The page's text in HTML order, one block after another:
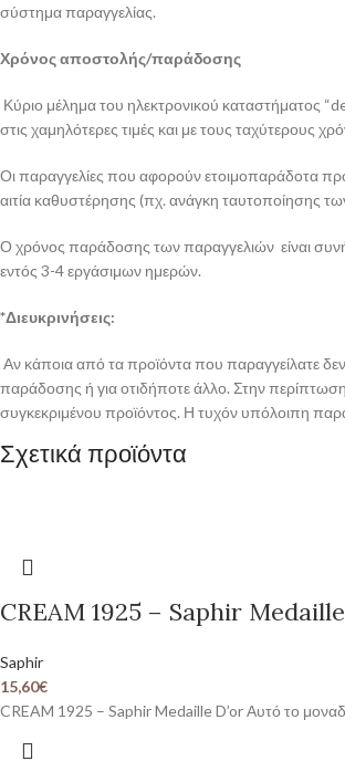
σύστημα παραγγελίας.
Χρόνος αποστολής/παράδοσης
Κύριο μέλημα του ηλεκτρονικού καταστήματος
στις χαμηλότερες τιμές και με τους ταχύτερους
Οι παραγγελίες που αφορούν ετοιμοπαράδοτα
αιτία καθυστέρησης (πχ. ανάγκη ταυτοποίησης
Ο χρόνος παράδοσης των παραγγελιών είναι
εντός 3-4 εργάσιμων ημερών.
*Διευκρινήσεις:
Αν κάποια από τα προϊόντα που παραγγείλατε
παράδοσης ή για οτιδήποτε άλλο. Στην περίπτωση
συγκεκριμένου προϊόντος. Η τυχόν υπόλοιπη
Σχετικά προϊόντα
CREAM 1925 – Saphir
Saphir
15,60€
CREAM 1925 – Saphir Medaille D’or Αυτό το